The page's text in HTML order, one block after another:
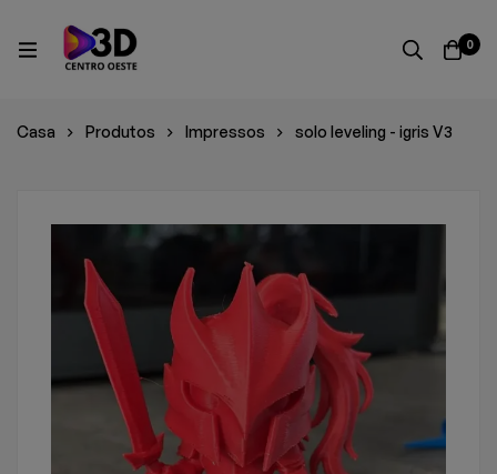
0
Casa Produtos Impressos solo leveling - igris V3